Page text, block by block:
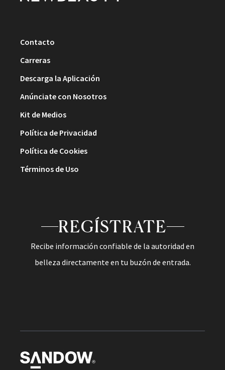
Contacto
Carreras
Descarga la Aplicación
Anúnciate con Nosotros
Kit de Medios
Política de Privacidad
Política de Cookies
Términos de Uso
REGÍSTRATE
Recibe información confiable de la autoridad en
belleza directamente en tu buzón de entrada.